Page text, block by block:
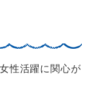
性活躍に関心が